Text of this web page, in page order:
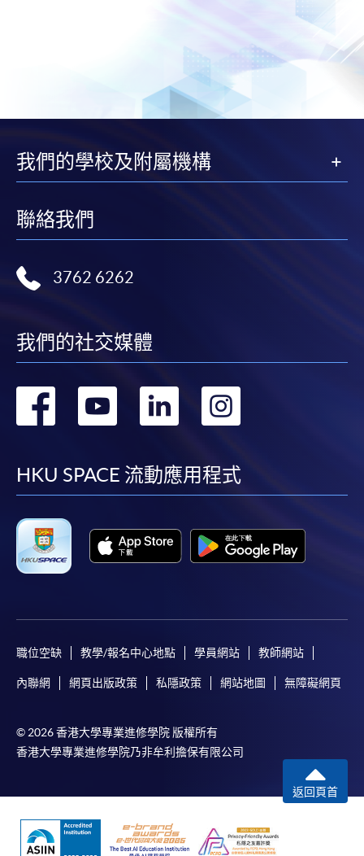
我們的學校及附屬機構
聯絡我們
3762 6262
我們的社交媒體
轉
facebook
轉
youtube
轉
linkedin
轉
HKU SPACE 流動應用程式
職位空缺 教學/報名中心地點 學員網站 教師網站
內聯網 網頁出版政策 私隱政策 網站地圖 無障礙網頁
© 2026 香港大學專業進修學院 版權所有
香港大學專業進修學院乃非牟利擔保有限公司
返回頁首